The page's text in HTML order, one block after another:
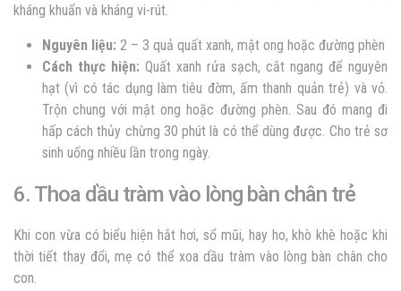
kháng khuẩn và kháng vi-rút.
Nguyên liệu: 2 – 3 quả quất xanh, mật ong hoặc đường phèn
Cách thực hiện: Quất xanh rửa sạch, cắt ngang để nguyên
hạt (vì có tác dụng làm tiêu đờm, ấm thanh quản trẻ) và vỏ.
Trộn chung với mật ong hoặc đường phèn. Sau đó mang đi
hấp cách thủy chừng 30 phút là có thể dùng được. Cho trẻ sơ
sinh uống nhiều lần trong ngày.
6. Thoa dầu tràm vào lòng bàn chân trẻ
Khi con vừa có biểu hiện hắt hơi, sổ mũi, hay ho, khò khè hoặc khi
thời tiết thay đổi, mẹ có thể xoa dầu tràm vào lòng bàn chân cho
con.